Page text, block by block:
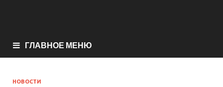
ГЛАВНОЕ МЕНЮ
НОВОСТИ